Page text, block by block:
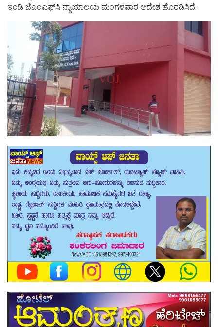
ಇಂಡಿ ಜೆಎಂಎಫ್‌ಸಿ ನ್ಯಾಯಾಲಯ ಮಂಗಳವಾರ ಆದೇಶ ಹೊರಡಿಸಿದೆ.